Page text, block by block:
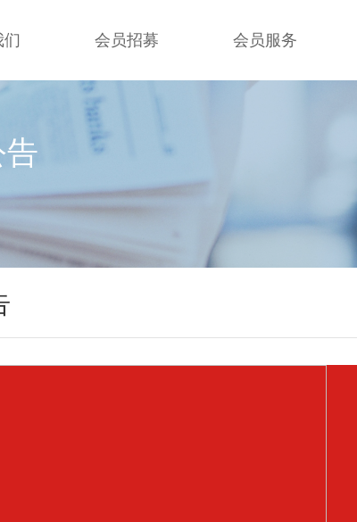
们 会员招募 会员服务